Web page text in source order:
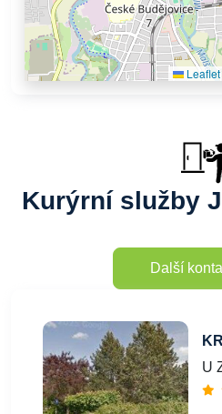
Leaflet
Kurýrní služby
Další
U